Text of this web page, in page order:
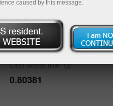
One week
0.81734
One weeklow
0.80381
History
Date
caused by this message.